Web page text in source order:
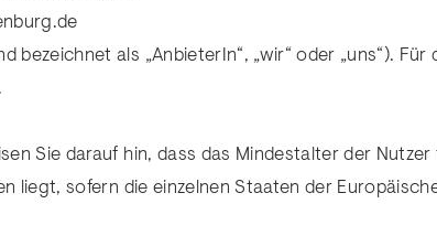
bezeichnet als „AnbieterIn“, „wir“ oder „uns“).
Sie darauf hin, dass das Mindestalter der
liegt, sofern die einzelnen Staaten der